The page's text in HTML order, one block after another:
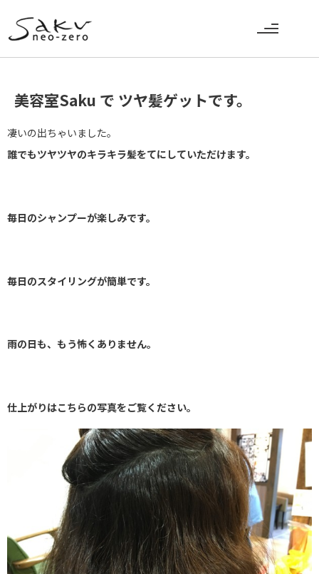
美容室Saku で ツヤ髪ゲットです。
凄いの出ちゃいました。
誰でもツヤツヤのキラキラ髪をてにしていただけます。
毎日のシャンプーが楽しみです。
毎日のスタイリングが簡単です。
雨の日も、もう怖くありません。
仕上がりはこちらの写真をご覧ください。